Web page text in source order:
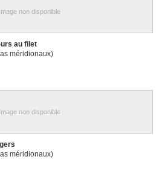
Image non disponible
au filet
méridionaux)
Image non disponible
méridionaux)